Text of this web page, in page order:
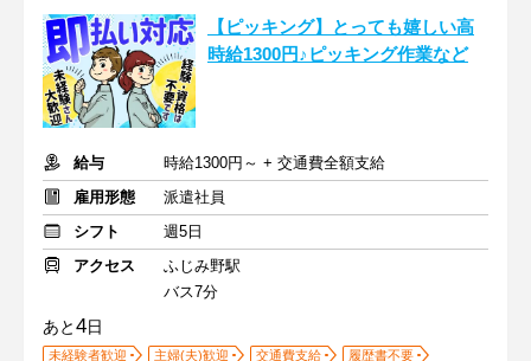
【ピッキング】とっても嬉しい高
時給1300円♪ピッキング作業など
給与
時給1300円～ + 交通費全額支給
雇用形態
派遣社員
シフト
週5日
アクセス
ふじみ野駅
バス7分
あと4日
未経験者歓迎 主婦(夫)歓迎 交通費支給
履歴書不要